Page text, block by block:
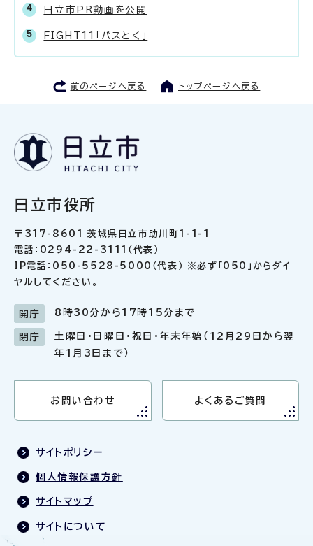
日立市PR動画を公開
FIGHT11「パスとく」
前のページへ戻る トップページへ戻る
日立市役所
〒317-8601 茨城県日立市助川町1-1-1
電話：0294-22-3111（代表）
IP電話：050-5528-5000（代表） ※必ず「050」からダイ
ヤルしてください。
開庁 8時30分から17時15分まで
閉庁
土曜日・日曜日・祝日・年末年始（12月29日から翌
年1月3日まで）
お問い合わせ よくあるご質問
サイトポリシー
個人情報保護方針
サイトマップ
サイトについて